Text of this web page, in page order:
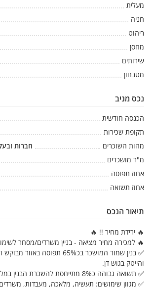
מעלית
חניה
ריהוט
מחסן
שירותים
מטבחון
נכס מניב
הכנסה חודשית
תקופת שכירות
מהות השוכרים
חברות
מ"ר מושכרים
אחוז תפוסה
אחוז תשואה
תיאור הנכס
🔥 ירידת מחיר !! 🔥
🔥 למכירה מחיר מציאה - בניין משרדים/מסחר
✅ בנין שמור המושכר בכ65% תפוסה
והייטק בגוש דן.
✅ תשואה גבוהה כ8% מתייחסת להשכרת הבנין במלואו.
✅ מגוון שימושים: תעשיה, מלאכה, מעבדות,